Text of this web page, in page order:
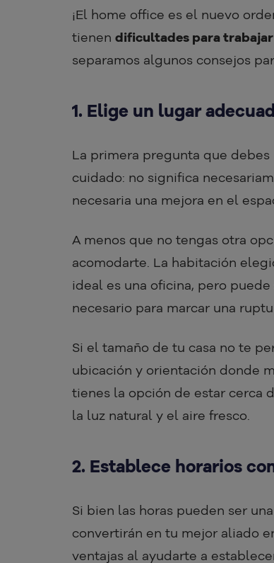
¡El home office es el nuevo
tienen dificultades para trabajar
separamos algunos consejos
1. Elige un lugar
La primera pregunta que debes
cuidado: no significa
necesaria una mejora en el
A menos que no tengas otra
acomodarte. La habitación
ideal es una oficina, pero
necesario para marcar una
Si el tamaño de tu casa no te
ubicación y orientación donde
tienes la opción de estar cerca
la luz natural y el aire fresco.
2. Establece horarios
Si bien las horas pueden ser
convertirán en tu mejor aliado
ventajas al ayudarte a